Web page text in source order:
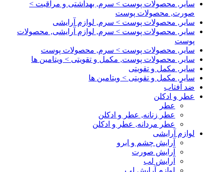
سایر, محصولات پوست > سرم, بهداشتی و مراقبت >
صورت, محصولات پوست
سایر, محصولات پوست > سرم, لوازم آرایشی
سایر, محصولات پوست > سرم, لوازم آرایشی, محصولات
پوست
سایر, محصولات پوست > سرم, محصولات پوست
سایر, محصولات پوست, مکمل و تقویتی > ویتامین ها
سایر, مکمل و تقویتی
سایر, مکمل و تقویتی > ویتامین ها
ضد آفتاب
عطر و ادکلن
عطر
عطر زنانه, عطر و ادکلن
عطر مردانه, عطر و ادکلن
لوازم آرایشی
آرایش چشم و ابرو
آرایش صورت
آرایش لب